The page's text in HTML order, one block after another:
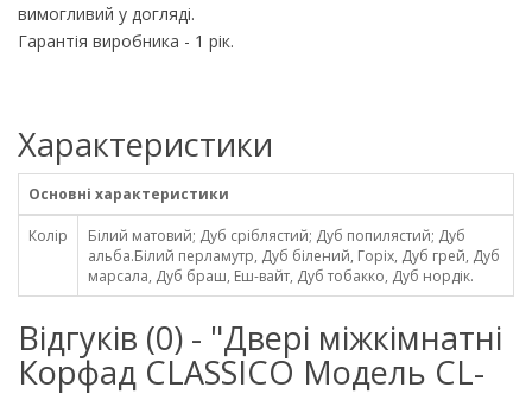
вимогливий у догляді.
Гарантія виробника - 1 рік.
Характеристики
Основні характеристики
Колір
Білий матовий; Дуб сріблястий; Дуб попилястий; Дуб
альба.Білий перламутр, Дуб білений, Горіх, Дуб грей, Дуб
марсала, Дуб браш, Еш-вайт, Дуб тобакко, Дуб нордік.
Відгуків (0) - "Двері міжкімнатні
Корфад CLASSICO Модель CL-